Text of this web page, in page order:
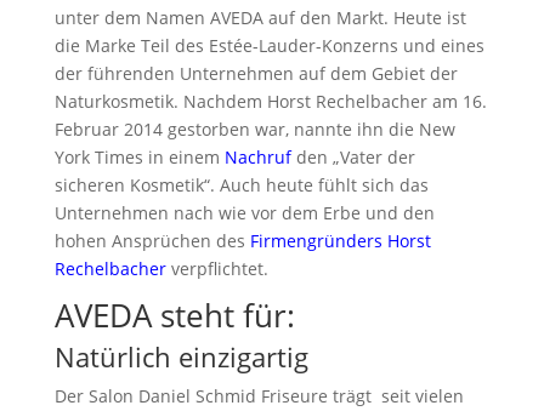
unter dem Namen AVEDA auf den Markt. Heute ist
die Marke Teil des Estée-Lauder-Konzerns und eines
der führenden Unternehmen auf dem Gebiet der
Naturkosmetik. Nachdem Horst Rechelbacher am 16.
Februar 2014 gestorben war, nannte ihn die New
York Times in einem Nachrufden „Vater der
sicheren Kosmetik“. Auch heute fühlt sich das
Unternehmen nach wie vor dem Erbe und den
hohen Ansprüchen des Firmengründers Horst
Rechelbacherverpflichtet.
AVEDA steht für:
Natürlich einzigartig
Der Salon Daniel Schmid Friseure trägt seit vielen